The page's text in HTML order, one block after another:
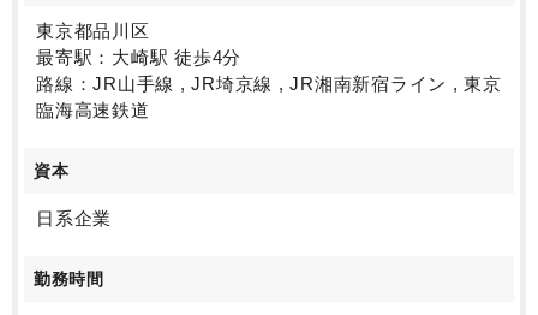
東京都品川区
最寄駅：大崎駅 徒歩4分
路線：JR山手線 , JR埼京線 , JR湘南新宿ライン , 東京
臨海高速鉄道
資本
日系企業
勤務時間